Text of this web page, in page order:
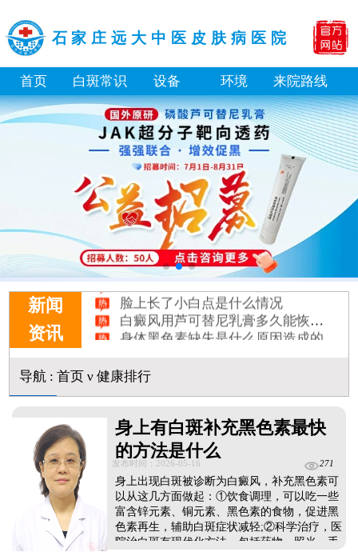
石家庄远大中医皮肤病医院
首页 白斑常识 设备 环境 来院路线
新闻
资讯
白癜风长期用激素药膏会有副作用吗
伍德灯结果显示亮白色荧光代表什么意思
脸上长了小白点是什么情况
白癜风用芦可替尼乳膏多久能恢复正常色
身体黑色素缺失是什么原因造成的
初期白癜风和白色糠疹怎么肉眼区分
他克莫司能涂在嘴唇周围的白斑上吗
初期白癜风怎么治疗好得快
导航: 首页ν 健康排行
身上有白斑补充黑色素最快
的方法是什么
发布时间：2026-05-16 271
身上出现白斑被诊断为白癜风，补充黑色素可
以从这几方面做起：①饮食调理，可以吃一些
富含锌元素、铜元素、黑色素的食物，促进黑
色素再生，辅助白斑症状减轻;②科学治疗，医
院治白斑有现代化方法，包括药物、照光、手